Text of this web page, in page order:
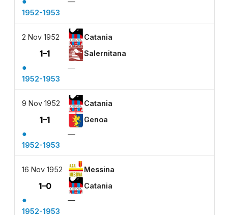
1952-1953
2 Nov 1952 Catania
1–1 Salernitana
●
—
1952-1953
9 Nov 1952 Catania
1–1 Genoa
●
—
1952-1953
16 Nov 1952 Messina
1–0 Catania
●
—
1952-1953